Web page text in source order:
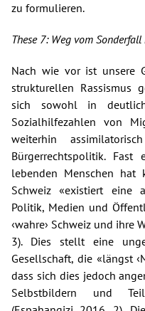
zu formulieren.
These 7: Weg vom
Nach wie vor ist unsere
strukturellen Rassismus
sich sowohl in
Sozialhilfezahlen von
weiterhin
Bürgerrechtspolitik.
lebenden Menschen hat
Schweiz «existiert eine
Politik, Medien und
‹wahre› Schweiz und ihre
3). Dies stellt eine
Gesellschaft, die «längst
dass sich dies jedoch
Selbstbildern und